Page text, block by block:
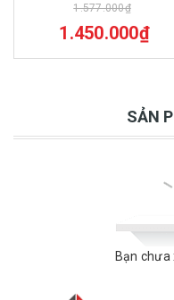
1.577.000₫
1.450.000₫
SẢN
Bạn